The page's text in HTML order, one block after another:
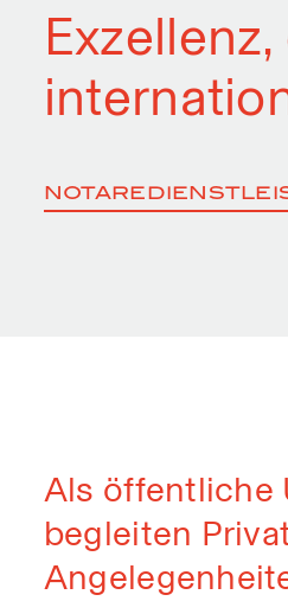
NOTARE
Als öffentliche
begleiten